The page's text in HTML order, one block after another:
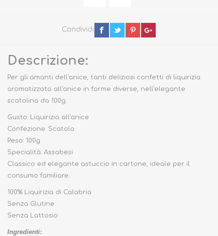
Condividi
Descrizione:
Per gli amanti dell'anice, tanti deliziosi confetti di liquirizia
aromatizzata all'anice in forme diverse, nell'elegante
scatolina da 100g.
Gusto: Liquirizia all'anice
Confezione: Scatola
Peso: 100g
Specialità: Assabesi
Classico ed elegante astuccio in cartone, ideale per il
consumo familiare.
100% Liquirizia di Calabria
Senza Glutine
Senza Lattosio
Ingredienti: